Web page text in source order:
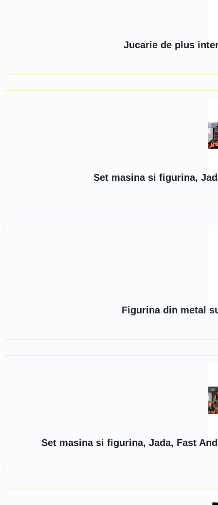
Jucarie de plus
Set masina si figurina,
Figurina din metal
Set masina si figurina, Jada, Fast